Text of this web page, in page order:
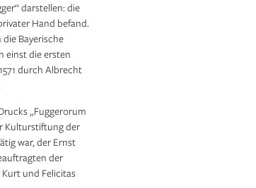
darstellen: die
Hand befand.
Bayerische
einst die ersten
durch Albrecht
„Fuggerorum
Kulturstiftung der
war, der Ernst
der
und Felicitas